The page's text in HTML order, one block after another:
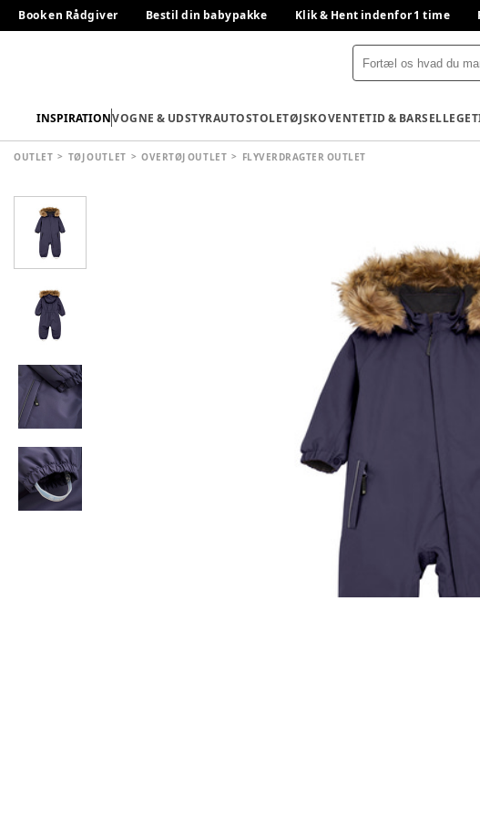
Book en Rådgiver Bestil din babypakke Klik & Hent indenfor 1 time
INSPIRATIONVOGNE & UDSTYRAUTOSTOLETØJSKOVENTETID & BARSEL
OUTLET TØJ OUTLET OVERTØJ OUTLET FLYVERDRAGTER OUTLET